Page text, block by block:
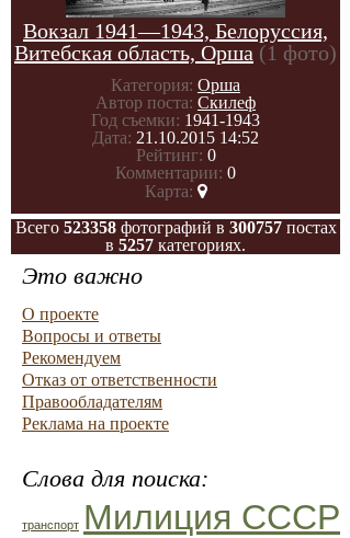
Вокзал 1941—1943, Белоруссия,
Витебская область, Орша (1 фото)
Категория: Орша
Автор поста: Скилеф
Год съемки: 1941-1943
Дата: 21.10.2015 14:52
Рейтинг: 0
Комментарии: 0
Карта:
Всего 523358фотографий в 300757постах
в 5257 категориях.
Это важно
О проекте
Вопросы и ответы
Рекомендуем
Отказ от ответственности
Правообладателям
Реклама на проекте
Слова для поиска:
транспорт Милиция СССР